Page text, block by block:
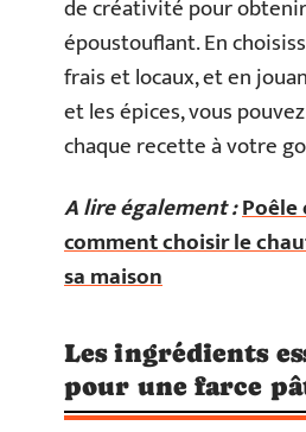
de créativité pour
époustouflant. En
frais et locaux, et en
et les épices, vous
chaque recette à votre
A lire également :Poêle
comment choisir le
sa maison
Les ingrédients
pour une farce